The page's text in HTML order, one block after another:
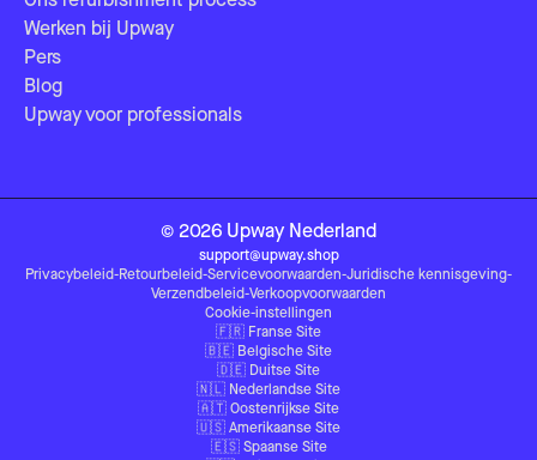
Werken bij Upway
Pers
Blog
Upway voor professionals
© 2026 Upway Nederland
support@upway.shop
Privacybeleid-Retourbeleid-Servicevoorwaarden-Juridische kennisgeving-
Verzendbeleid-Verkoopvoorwaarden
Cookie-instellingen
🇫🇷 Franse Site
🇧🇪 Belgische Site
🇩🇪 Duitse Site
🇳🇱 Nederlandse Site
🇦🇹 Oostenrijkse Site
🇺🇸 Amerikaanse Site
🇪🇸 Spaanse Site